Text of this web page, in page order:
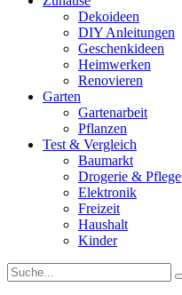
Dekoideen
DIY Anleitungen
Geschenkideen
Heimwerken
Renovieren
Garten
Gartenarbeit
Pflanzen
Test & Vergleich
Baumarkt
Drogerie & Pflege
Elektronik
Freizeit
Haushalt
Kinder